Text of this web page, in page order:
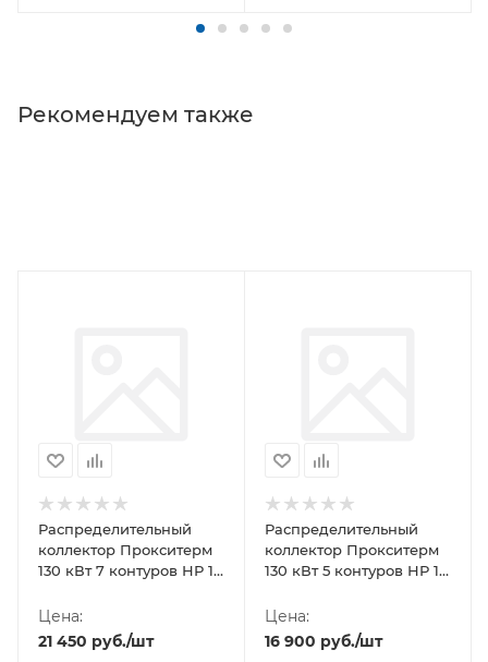
Рекомендуем также
Распределительный
коллектор Прокситерм
130 кВт 7 контуров НР 1
Цена:
21 450 руб./шт
Распределительный
коллектор Прокситерм
130 кВт 5 контуров НР 1
Цена:
16 900 руб./шт